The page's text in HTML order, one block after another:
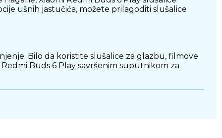
ušnih jastučića, možete prilagoditi slušalice
Bilo da koristite slušalice za glazbu, filmove
Buds 6 Play savršenim suputnikom za